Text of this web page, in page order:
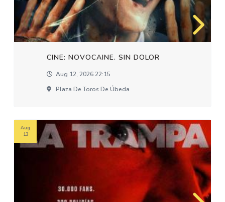
CINE: NOVOCAINE. SIN DOLOR
Aug 12, 2026 22:15
Plaza De Toros De Úbeda
Aug
13